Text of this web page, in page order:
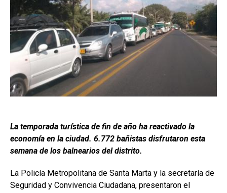
La temporada turística de fin de año ha reactivado la
economía en la ciudad. 6.772 bañistas disfrutaron esta
semana de los balnearios del distrito.
La Policía Metropolitana de Santa Marta y la secretaría de
Seguridad y Convivencia Ciudadana, presentaron el